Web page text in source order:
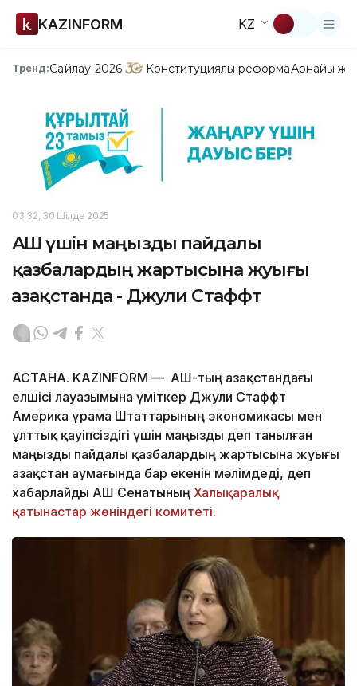
KAZINFORM KZ
Тренд:Сайлау-2026 Конституциялық реформаАрнайы
03:32, 30 Шілде 2025
АҚШ үшін маңызды пайдалы
қазбалардың жартысына жуығы
Қазақстанда - Джули Стаффт
АСТАНА. KAZINFORM — АҚШ-тың Қазақстандағы
елшісі лауазымына үміткер Джули Стаффт
Америка Құрама Штаттарының экономикасы мен
ұлттық қауіпсіздігі үшін маңызды деп танылған
маңызды пайдалы қазбалардың жартысына жуығы
Қазақстан аумағында бар екенін мәлімдеді, деп
хабарлайды АҚШ Сенатының Халықаралық
қатынастар жөніндегі комитеті.